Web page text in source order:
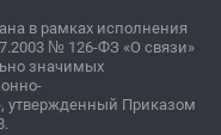
в рамках исполнения
№ 126-ФЗ «О связи»
значимых
утвержденный Приказом